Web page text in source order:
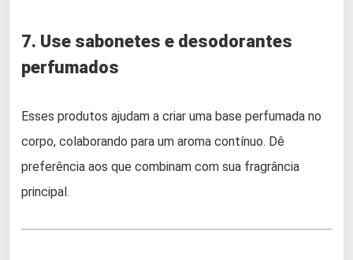
7. Use sabonetes e desodorantes
perfumados
Esses produtos ajudam a criar uma base perfumada no
corpo, colaborando para um aroma contínuo. Dê
preferência aos que combinam com sua fragrância
principal.